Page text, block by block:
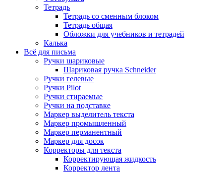
Тетрадь
Тетрадь со сменным блоком
Тетрадь общая
Обложки для учебников и тетрадей
Калька
Всё для письма
Ручки шариковые
Шариковая ручка Schneider
Ручки гелевые
Ручки Pilot
Ручки стираемые
Ручки на подставке
Маркер выделитель текста
Маркер промышленный
Маркер перманентный
Маркер для досок
Корректоры для текста
Корректирующая жидкость
Корректор лента